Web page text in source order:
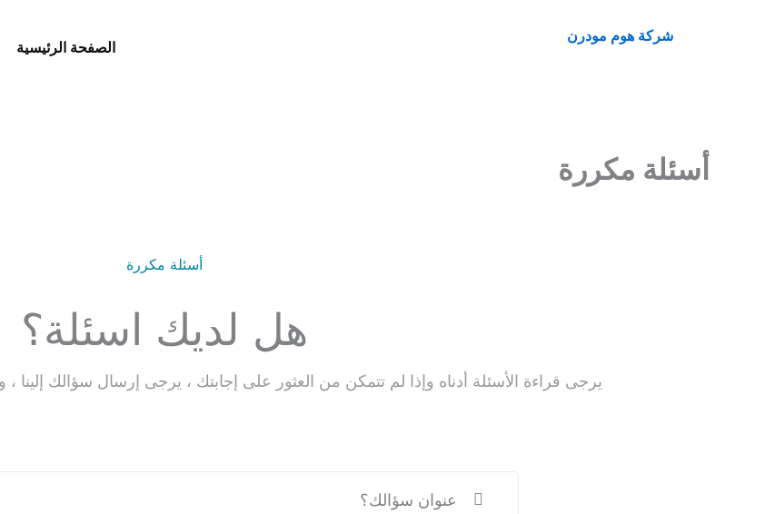
شركة هوم مودرن
الصفحة الرئيسية
أسئلة مكررة
أسئلة مكررة
هل لديك اسئلة؟
يرجى قراءة الأسئلة أدناه وإذا لم تتمكن من العثور على إجابتك ، يرجى إرسال سؤالك
عنوان سؤالك؟